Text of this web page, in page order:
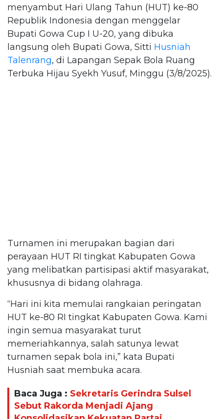
menyambut Hari Ulang Tahun (HUT) ke-80
Republik Indonesia dengan menggelar
Bupati Gowa Cup I U-20, yang dibuka
langsung oleh Bupati Gowa, Sitti Husniah
Talenrang, di Lapangan Sepak Bola Ruang
Terbuka Hijau Syekh Yusuf, Minggu (3/8/2025).
Turnamen ini merupakan bagian dari
perayaan HUT RI tingkat Kabupaten Gowa
yang melibatkan partisipasi aktif masyarakat,
khususnya di bidang olahraga.
“Hari ini kita memulai rangkaian peringatan
HUT ke-80 RI tingkat Kabupaten Gowa. Kami
ingin semua masyarakat turut
memeriahkannya, salah satunya lewat
turnamen sepak bola ini,” kata Bupati
Husniah saat membuka acara.
Baca Juga : Sekretaris Gerindra Sulsel
Sebut Rakorda Menjadi Ajang